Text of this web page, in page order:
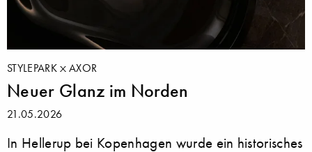
STYLEPARK AXOR
Neuer Glanz im Norden
21.05.2026
In Hellerup bei Kopenhagen wurde ein historisches